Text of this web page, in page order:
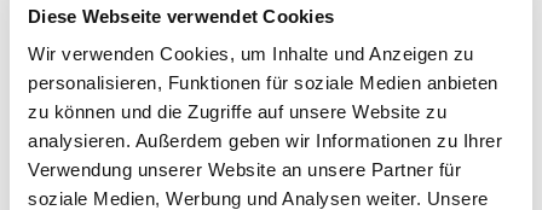
Diese Webseite verwendet Cookies
Wir verwenden Cookies, um Inhalte und Anzeigen zu
personalisieren, Funktionen für soziale Medien anbieten
zu können und die Zugriffe auf unsere Website zu
analysieren. Außerdem geben wir Informationen zu Ihrer
Verwendung unserer Website an unsere Partner für
soziale Medien, Werbung und Analysen weiter. Unsere
KI-Bot erleichtert den
Zugang zum
Ratsinformationssystem
27. April 2026